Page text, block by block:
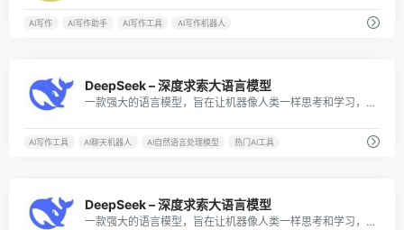
AI写作 AI写作助手 AI写作工具 AI写作机器人
DeepSeek – 深度求索大语言模型
一款强大的语言模型，旨在让机器像人类一样思考和学习，它能够理解自然语言并生成高质量的文本内容，包括回答问题、撰写文章，和进行复杂的推理。
AI写作工具 AI聊天机器人 AI自然语言处理模型 热门AI工具
DeepSeek – 深度求索大语言模型
一款强大的语言模型，旨在让机器像人类一样思考和学习，它能够理解自然语言并生成高质量的文本内容，包括回答问题、撰写文章，和进行复杂的推理。